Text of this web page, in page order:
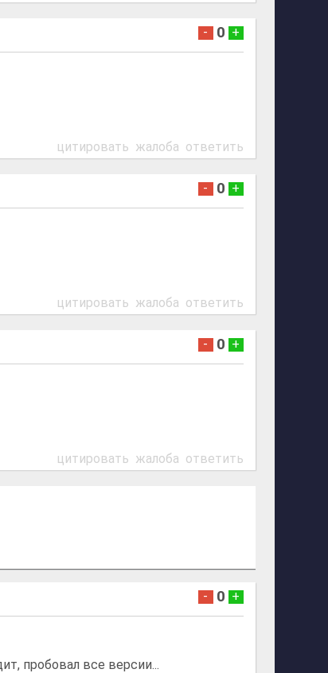
- 0 +
цитировать жалоба ответить
- 0 +
цитировать жалоба ответить
- 0 +
цитировать жалоба ответить
- 0 +
пробовал все версии...